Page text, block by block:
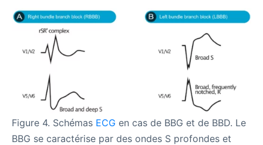
Figure 4. Schémas ECG en cas de BBG et de BBD. Le
BBG se caractérise par des ondes S profondes et